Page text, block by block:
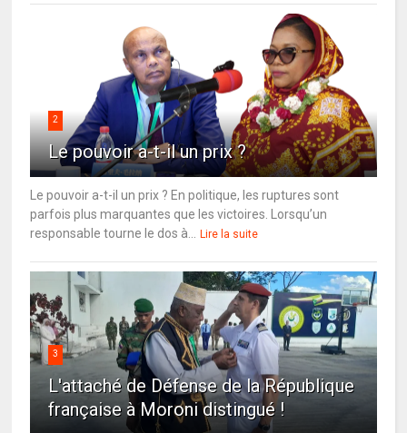
2
Le pouvoir a-t-il un prix ?
Le pouvoir a-t-il un prix ? En politique, les ruptures sont
parfois plus marquantes que les victoires. Lorsqu’un
responsable tourne le dos à...
Lire la suite
3
L'attaché de Défense de la République
française à Moroni distingué !